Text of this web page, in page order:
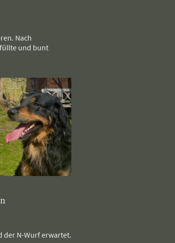
Nach
und bunt
der N-Wurf erwartet.